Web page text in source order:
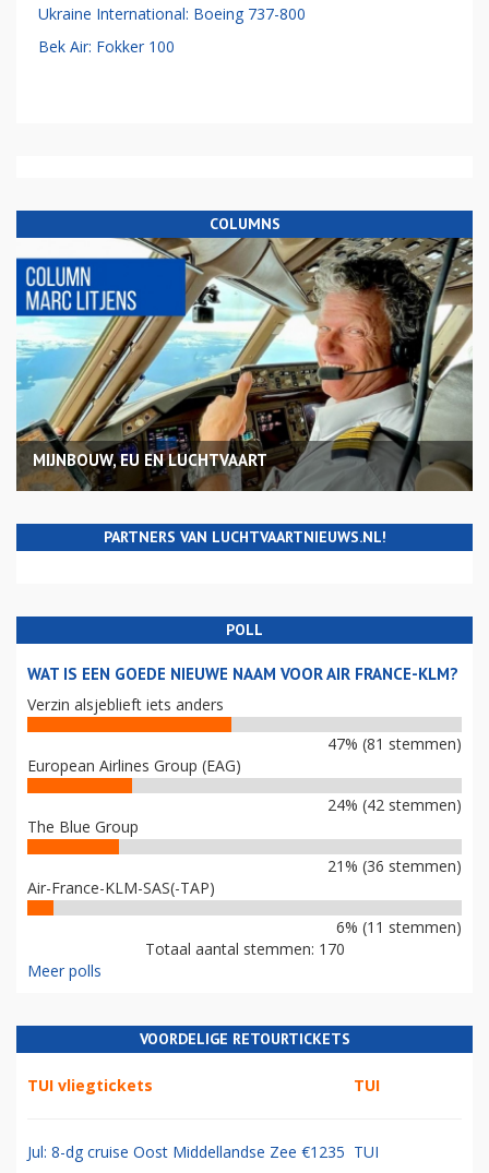
Ukraine International: Boeing 737-800
Bek Air: Fokker 100
COLUMNS
MIJNBOUW, EU EN LUCHTVAART
PARTNERS VAN LUCHTVAARTNIEUWS.NL!
POLL
WAT IS EEN GOEDE NIEUWE NAAM VOOR AIR FRANCE-KLM?
Verzin alsjeblieft iets anders
47% (81 stemmen)
European Airlines Group (EAG)
24% (42 stemmen)
The Blue Group
21% (36 stemmen)
Air-France-KLM-SAS(-TAP)
6% (11 stemmen)
Totaal aantal stemmen: 170
Meer polls
VOORDELIGE RETOURTICKETS
TUI vliegtickets TUI
Jul: 8-dg cruise Oost Middellandse Zee €1235 TUI